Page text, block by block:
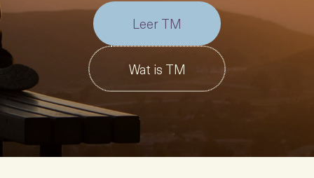
Leer TM
Wat is TM